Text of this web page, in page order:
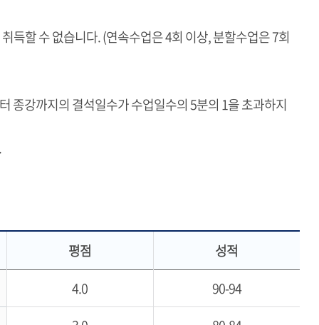
득할 수 없습니다. (연속수업은 4회 이상, 분할수업은 7회
종강까지의 결석일수가 수업일수의 5분의 1을 초과하지
평점
성적
4.0
90-94